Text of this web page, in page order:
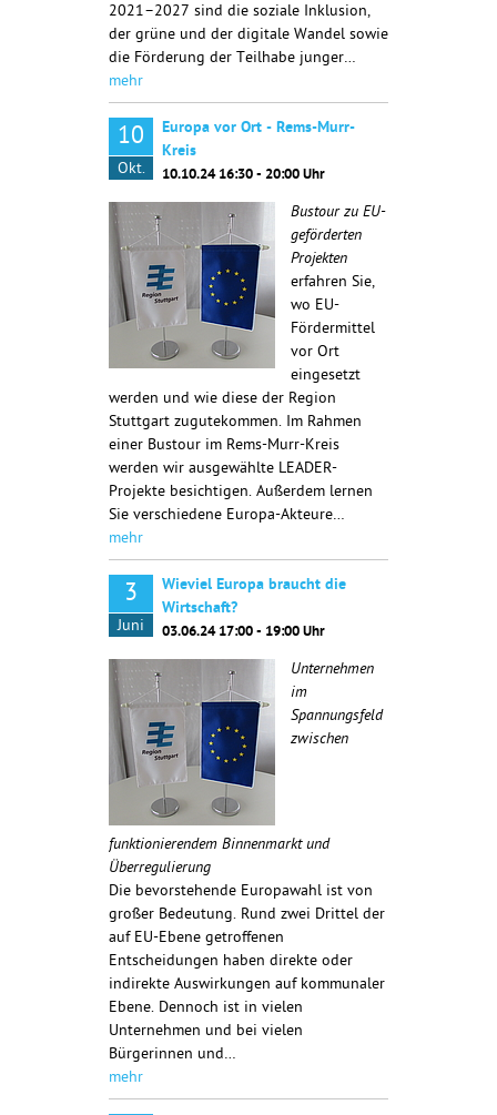
2021–2027 sind die soziale Inklusion,
der grüne und der digitale Wandel sowie
die Förderung der Teilhabe junger…
mehr
10
Okt.
Europa vor Ort - Rems-Murr-
Kreis
10.10.24 16:30 - 20:00 Uhr
Bustour zu EU-
geförderten
Projekten
erfahren Sie,
wo EU-
Fördermittel
vor Ort
eingesetzt
werden und wie diese der Region
Stuttgart zugutekommen. Im Rahmen
einer Bustour im Rems-Murr-Kreis
werden wir ausgewählte LEADER-
Projekte besichtigen. Außerdem lernen
Sie verschiedene Europa-Akteure…
mehr
3
Juni
Wieviel Europa braucht die
Wirtschaft?
03.06.24 17:00 - 19:00 Uhr
Unternehmen
im
Spannungsfeld
zwischen
funktionierendem Binnenmarkt und
Überregulierung
Die bevorstehende Europawahl ist von
großer Bedeutung. Rund zwei Drittel der
auf EU-Ebene getroffenen
Entscheidungen haben direkte oder
indirekte Auswirkungen auf kommunaler
Ebene. Dennoch ist in vielen
Unternehmen und bei vielen
Bürgerinnen und…
mehr